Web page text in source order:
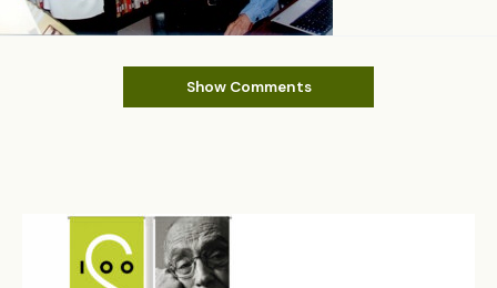
Show Comments